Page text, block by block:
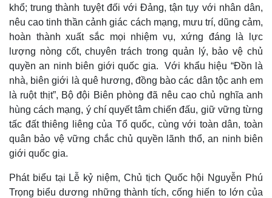
khổ; trung thành tuyệt đối với Đảng, tận tụy với nhân dân,
nêu cao tinh thần cảnh giác cách mạng, mưu trí, dũng cảm,
hoàn thành xuất sắc mọi nhiệm vụ, xứng đáng là lực
lượng nòng cốt, chuyên trách trong quản lý, bảo vệ chủ
quyền an ninh biên giới quốc gia. Với khẩu hiệu “Đồn là
nhà, biên giới là quê hương, đồng bào các dân tộc anh em
là ruột thịt”, Bộ đội Biên phòng đã nêu cao chủ nghĩa anh
hùng cách mạng, ý chí quyết tâm chiến đấu, giữ vững từng
tấc đất thiêng liêng của Tổ quốc, cùng với toàn dân, toàn
quân bảo vệ vững chắc chủ quyền lãnh thổ, an ninh biên
giới quốc gia.
Phát biểu tại Lễ kỷ niệm, Chủ tịch Quốc hội Nguyễn Phú
Trọng biểu dương những thành tích, cống hiến to lớn của